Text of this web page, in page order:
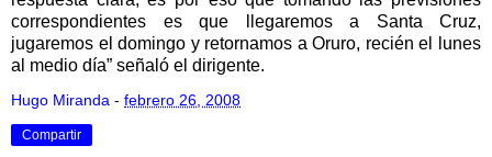
correspondientes es que llegaremos a Santa Cruz,
jugaremos el domingo y retornamos a Oruro, recién el lunes
al medio día” señaló el dirigente.
Hugo Miranda - febrero 26, 2008
Compartir